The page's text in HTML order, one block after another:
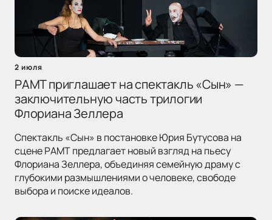
2 июля
РАМТ приглашает на спектакль «Сын» —
заключительную часть трилогии
Флориана Зеллера
Спектакль «Сын» в постановке Юрия Бутусова на
сцене РАМТ предлагает новый взгляд на пьесу
Флориана Зеллера, объединяя семейную драму с
глубокими размышлениями о человеке, свободе
выбора и поиске идеалов.